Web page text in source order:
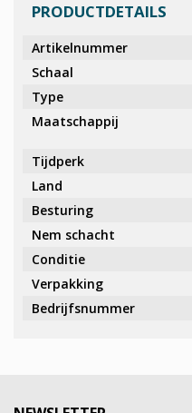
PRODUCTDETAILS
Artikelnummer
Schaal
Type
Maatschappij
Tijdperk
Land
Besturing
Nem schacht
Conditie
Verpakking
Bedrijfsnummer